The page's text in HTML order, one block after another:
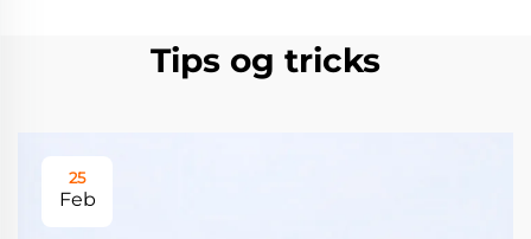
Tips og tricks
25
Feb